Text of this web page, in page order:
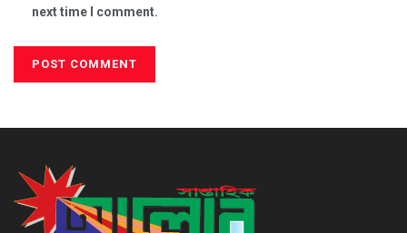
next time I comment.